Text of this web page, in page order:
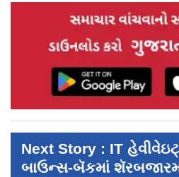
Next Story : IT
બાઉન્સ-બૅકમાં